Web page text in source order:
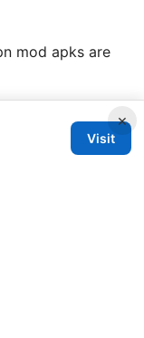
mod apks are
×
Visit